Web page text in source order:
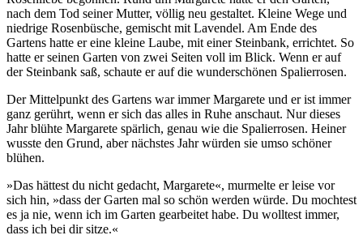
nach dem Tod seiner Mutter, völlig neu gestaltet. Kleine Wege und
niedrige Rosenbüsche, gemischt mit Lavendel. Am Ende des
Gartens hatte er eine kleine Laube, mit einer Steinbank, errichtet. So
hatte er seinen Garten von zwei Seiten voll im Blick. Wenn er auf
der Steinbank saß, schaute er auf die wunderschönen Spalierrosen.
Der Mittelpunkt des Gartens war immer Margarete und er ist immer
ganz gerührt, wenn er sich das alles in Ruhe anschaut. Nur dieses
Jahr blühte Margarete spärlich, genau wie die Spalierrosen. Heiner
wusste den Grund, aber nächstes Jahr würden sie umso schöner
blühen.
»Das hättest du nicht gedacht, Margarete«, murmelte er leise vor
sich hin, »dass der Garten mal so schön werden würde. Du mochtest
es ja nie, wenn ich im Garten gearbeitet habe. Du wolltest immer,
dass ich bei dir sitze.«